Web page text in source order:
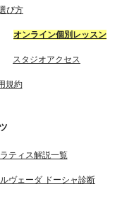
び方
オンライン個別レッスン
スタジオアクセス
規約
ティス解説一覧
ヴェーダ ドーシャ診断